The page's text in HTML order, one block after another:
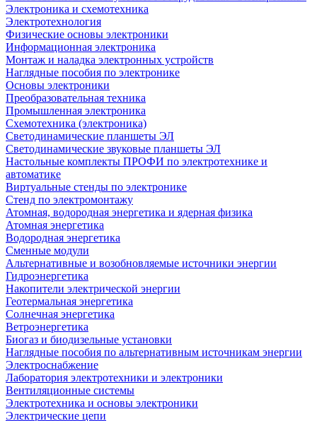
Электроника и схемотехника
Электротехнология
Физические основы электроники
Информационная электроника
Монтаж и наладка электронных устройств
Наглядные пособия по электронике
Основы электроники
Преобразовательная техника
Промышленная электроника
Схемотехника (электроника)
Светодинамические планшеты ЭЛ
Светодинамические звуковые планшеты ЭЛ
Настольные комплекты ПРОФИ по электротехнике и
автоматике
Виртуальные стенды по электронике
Стенд по электромонтажу
Атомная, водородная энергетика и ядерная физика
Атомная энергетика
Водородная энергетика
Сменные модули
Альтернативные и возобновляемые источники энергии
Гидроэнергетика
Накопители электрической энергии
Геотермальная энергетика
Солнечная энергетика
Ветроэнергетика
Биогаз и биодизельные установки
Наглядные пособия по альтернативным источникам энергии
Электроснабжение
Лаборатория электротехники и электроники
Вентиляционные системы
Электротехника и основы электроники
Электрические цепи